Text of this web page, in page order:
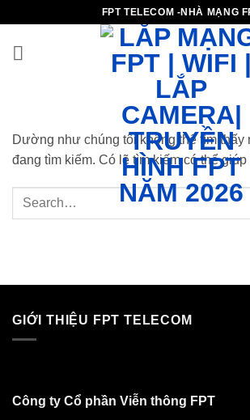
nội
FPT TELECOM -NHÀ MẠNG
Dường như chúng tôi không thể tìm thấy
đang tìm kiếm. Có lẽ tìm kiếm có thể giúp
GIỚI THIỆU FPT TELECOM
Công ty Cổ phần Viễn thông FPT